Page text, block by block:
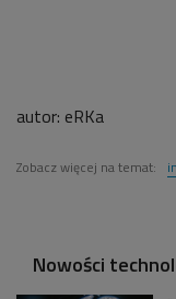
autor: eRKa
Zobacz więcej na temat:
Nowości